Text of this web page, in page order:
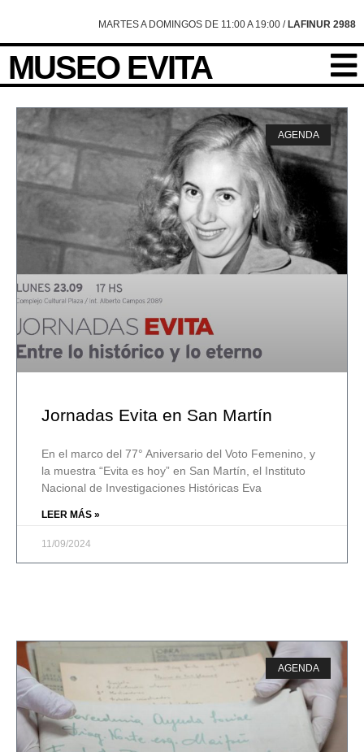
MARTES A DOMINGOS DE 11:00 A 19:00 / LAFINUR 2988
MUSEO EVITA
AGENDA
Jornadas Evita en San Martín
En el marco del 77° Aniversario del Voto Femenino, y
la muestra “Evita es hoy” en San Martín, el Instituto
Nacional de Investigaciones Históricas Eva
LEER MÁS »
11/09/2024
AGENDA